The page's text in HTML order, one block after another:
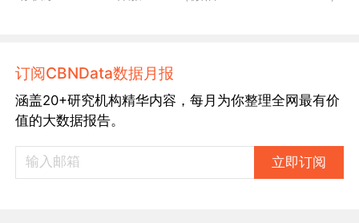
订阅CBNData数据月报
涵盖20+研究机构精华内容，每月为你整理全网最有价
值的大数据报告。
立即订阅